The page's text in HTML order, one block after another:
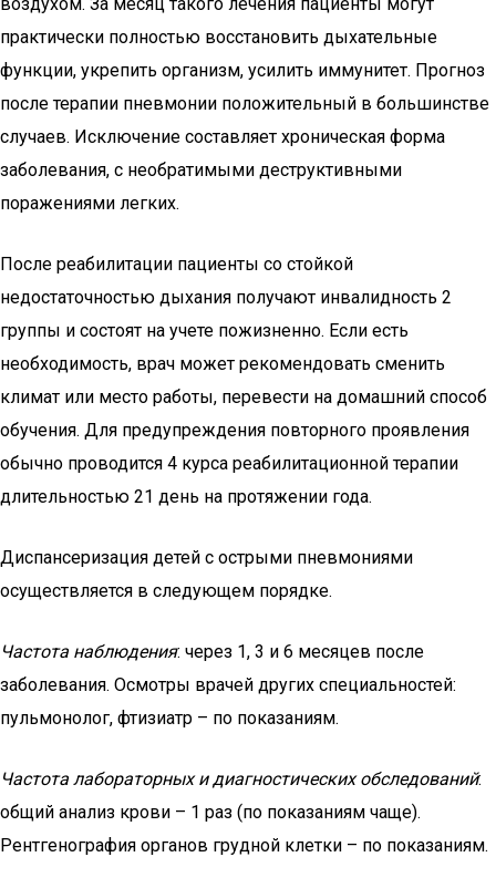
практически полностью восстановить дыхательные
функции, укрепить организм, усилить иммунитет. Прогноз
после терапии пневмонии положительный в большинстве
случаев. Исключение составляет хроническая форма
заболевания, с необратимыми деструктивными
поражениями легких.
После реабилитации пациенты со стойкой
недостаточностью дыхания получают инвалидность 2
группы и состоят на учете пожизненно. Если есть
необходимость, врач может рекомендовать сменить
климат или место работы, перевести на домашний способ
обучения. Для предупреждения повторного проявления
обычно проводится 4 курса реабилитационной терапии
длительностью 21 день на протяжении года.
Диспансеризация детей с острыми пневмониями
осуществляется в следующем порядке.
Частота наблюдения: через 1, 3 и 6 месяцев после
заболевания. Осмотры врачей других специальностей:
пульмонолог, фтизиатр – по показаниям.
Частота лабораторных и диагностических обследований:
общий анализ крови – 1 раз (по показаниям чаще).
Рентгенография органов грудной клетки – по показаниям.